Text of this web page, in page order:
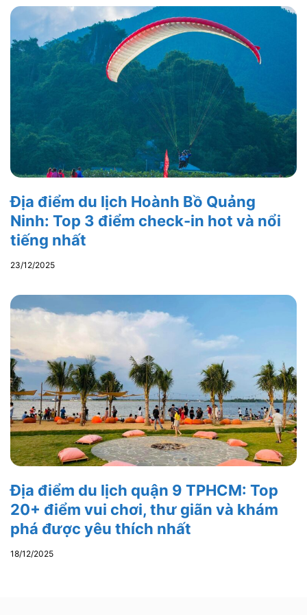
Địa điểm du lịch Hoành Bồ Quảng
Ninh: Top 3 điểm check-in hot và nổi
tiếng nhất
23/12/2025
Địa điểm du lịch quận 9 TPHCM: Top
20+ điểm vui chơi, thư giãn và khám
phá được yêu thích nhất
18/12/2025